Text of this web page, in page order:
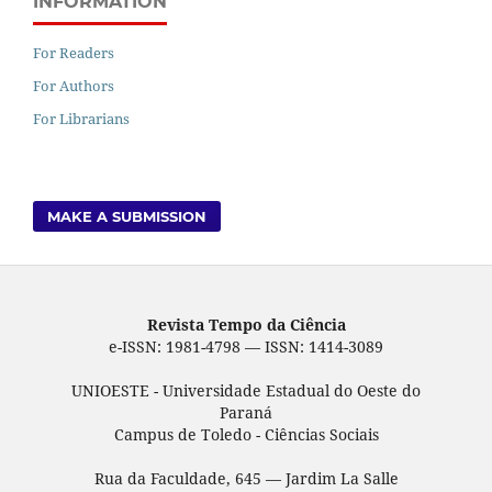
For Readers
For Authors
For Librarians
MAKE A SUBMISSION
Revista Tempo da Ciência
e-ISSN: 1981-4798 — ISSN: 1414-3089
UNIOESTE - Universidade Estadual do Oeste do
Paraná
Campus de Toledo - Ciências Sociais
Rua da Faculdade, 645 — Jardim La Salle